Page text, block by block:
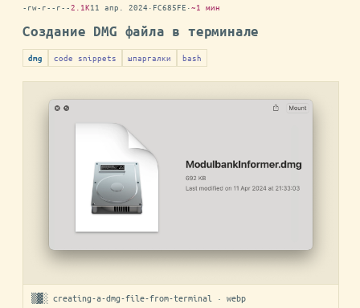
-rw-r--r--2.1K11 апр. 2024 · FC685FE ·~1 мин
Создание DMG файла в терминале
dmg code snippets шпаргалки bash
▒▓░ creating-a-dmg-file-from-terminal · webp